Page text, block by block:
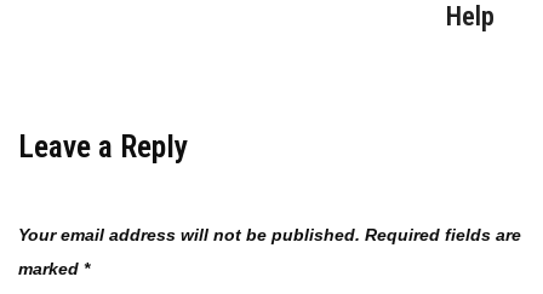
Help
Leave a Reply
Your email address will not be published. Required fields are
marked *